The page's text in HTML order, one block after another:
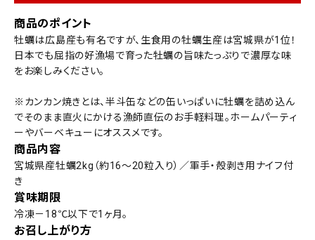
商品のポイント
牡蠣は広島産も有名ですが、生食用の牡蠣生産は宮城県が1位！
日本でも屈指の好漁場で育った牡蠣の旨味たっぷりで濃厚な味
をお楽しみください。
※カンカン焼きとは、半斗缶などの缶いっぱいに牡蠣を詰め込ん
でそのまま直火にかける漁師直伝のお手軽料理。ホームパーティ
ーやバーベキューにオススメです。
商品内容
宮城県産牡蠣2kg（約16～20粒入り）／軍手・殻剥き用ナイフ付
き
賞味期限
冷凍－18℃以下で1ヶ月。
お召し上がり方